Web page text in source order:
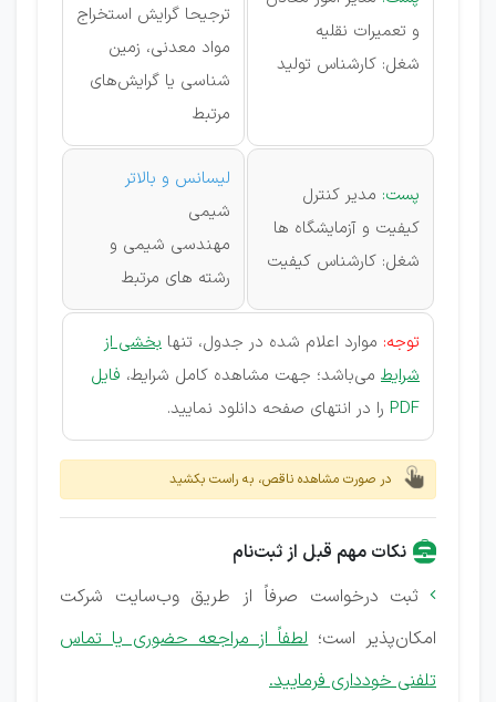
و تعمیرات نقلیه
شغل: کارشناس تولید
ترجیحا گرایش استخراج
مواد معدنی، زمین
شناسی یا گرایش‌های
مرتبط
پست: مدیر کنترل
کیفیت و آزمایشگاه ها
شغل: کارشناس کیفیت
لیسانس و بالاتر
شیمی
مهندسی شیمی و
رشته های مرتبط
توجه: موارد اعلام شده در جدول، تنها بخشی از
شرایط می‌باشد؛ جهت مشاهده کامل شرایط، فایل
PDF را در انتهای صفحه دانلود نمایید.
در صورت مشاهده ناقص، به راست بکشید
نکات مهم قبل از ثبت‌نام

ثبت درخواست صرفاً از طریق وب‌سایت شرکت
امکان‌پذیر است؛لطفاً از مراجعه حضوری یا تماس
تلفنی خودداری فرمایید.